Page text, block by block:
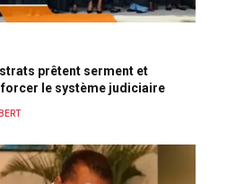
prêtent serment et
le système judiciaire